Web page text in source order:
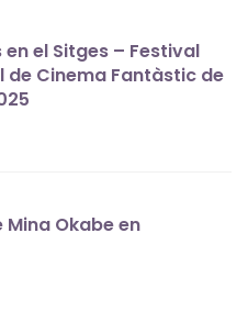
el Sitges – Festival
de Cinema Fantàstic de
Okabe en